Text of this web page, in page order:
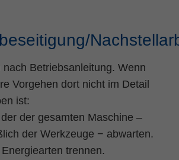
nach Betriebsanleitung. Wenn
Vorgehen dort nicht im Detail
ist:
der gesamten Maschine –
der Werkzeuge − abwarten.
trennen.